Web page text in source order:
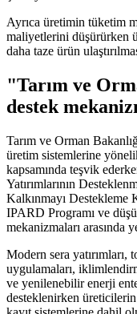
Ayrıca üretimin tüketim
maliyetlerini düşürürken
daha taze ürün
"Tarım ve
destek
Tarım ve Orman
üretim sistemlerine
kapsamında teşvik
Yatırımlarının
Kalkınmayı
IPARD Programı ve
mekanizmaları arasında
Modern sera yatırımları,
uygulamaları,
ve yenilenebilir enerji
desteklenirken